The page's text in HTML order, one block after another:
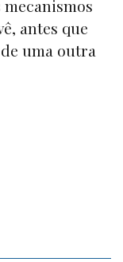
antes que
uma outra